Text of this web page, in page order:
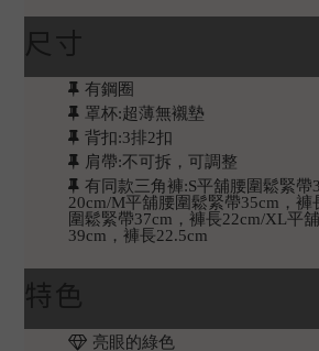
尺寸
有鋼圈
罩杯:超薄無襯墊
背扣:3排2扣
肩帶:不可拆，可調整
有同款三角褲:S平舖腰圍鬆緊帶
20cm/M平舖腰圍鬆緊帶35cm，褲
圍鬆緊帶37cm，褲長22cm/XL平
39cm，褲長22.5cm
特色
亮眼的綠色